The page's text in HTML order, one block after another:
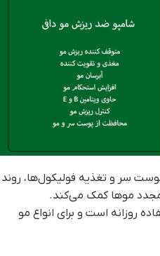
سر و تغذیه فولیکول‌ها، روند
موها کمک می‌کند.
روزانه است و برای انواع مو